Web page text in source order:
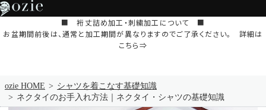
■ 裄丈詰め加工・刺繍加工について ■
お盆期間前後は、通常と加工期間が異なりますのでご了承ください。 詳細は
こちら⇒
ozie HOME
シャツを着こなす基礎知識
ネクタイのお手入れ方法｜ネクタイ・シャツの基礎知識